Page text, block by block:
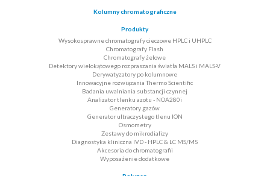
Kolumny chromatograficzne
Produkty
Wysokosprawne chromatografy cieczowe HPLC i UHPLC
Chromatografy Flash
Chromatografy żelowe
Detektory wielokątowego rozpraszania światła MALS i MALS-V
Derywatyzatory po kolumnowe
Innowacyjne rozwiązania Thermo Scientific
Badania uwalniania substancji czynnej
Analizator tlenku azotu - NOA280i
Generatory gazów
Generator ultraczystego tlenu ION
Osmometry
Zestawy do mikrodializy
Diagnostyka kliniczna IVD - HPLC & LC MS/MS
Akcesoria do chromatografii
Wyposażenie dodatkowe